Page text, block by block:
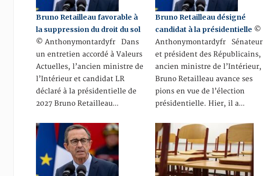
Bruno Retailleau favorable à
la suppression du droit du sol
© Anthonymontardyfr Dans
un entretien accordé à Valeurs
Actuelles, l’ancien ministre de
l’Intérieur et candidat LR
déclaré à la présidentielle de
2027 Bruno Retailleau…
Bruno Retailleau désigné
candidat à la présidentielle ©
Anthonymontardyfr Sénateur
et président des Républicains,
ancien ministre de l’Intérieur,
Bruno Retailleau avance ses
pions en vue de l’élection
présidentielle. Hier, il a…